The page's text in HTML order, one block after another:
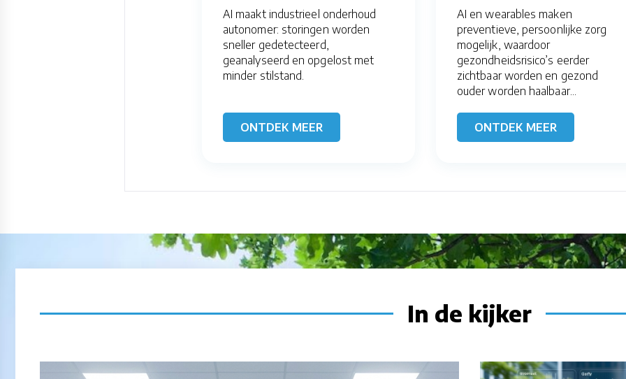
AI maakt industrieel onderhoud
autonomer: storingen worden
sneller gedetecteerd,
geanalyseerd en opgelost met
minder stilstand.
ONTDEK MEER
AI en wearables maken
preventieve, persoonlijke zorg
mogelijk, waardoor
gezondheidsrisico’s eerder
zichtbaar worden en gezond
ouder worden haalbaar...
ONTDEK MEER
In de kijker